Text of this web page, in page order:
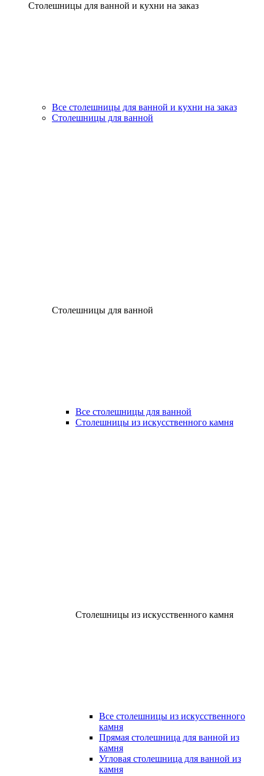
Столешницы для ванной и кухни на заказ
Все столешницы для ванной и кухни на заказ
Столешницы для ванной
Столешницы для ванной
Все столешницы для ванной
Столешницы из искусственного камня
Столешницы из искусственного камня
Все столешницы из искусственного
камня
Прямая столешница для ванной из
камня
Угловая столешница для ванной из
камня